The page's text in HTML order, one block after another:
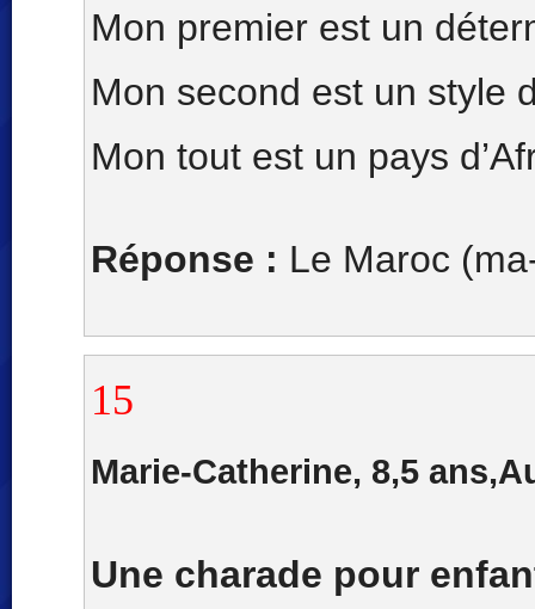
Mon premier est un
Mon second est un style
Mon tout est un pays
Réponse : Le Maroc
15
Marie-Catherine, 8,5
Une charade pour